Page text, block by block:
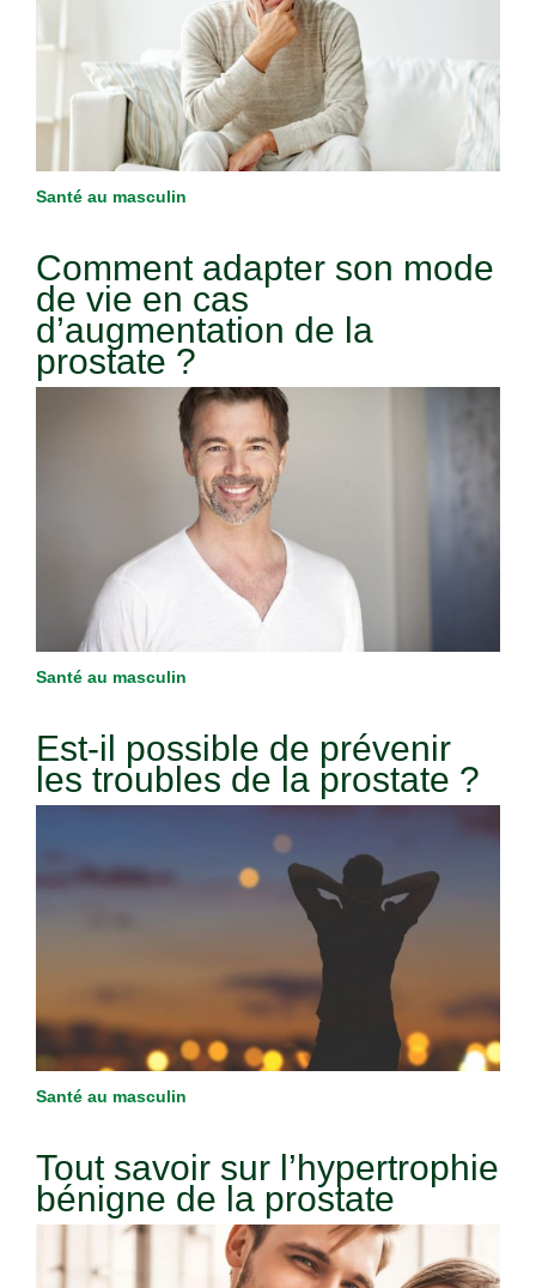
Santé au masculin
Comment adapter son mode
de vie en cas
d’augmentation de la
prostate ?
Santé au masculin
Est-il possible de prévenir
les troubles de la prostate ?
Santé au masculin
Tout savoir sur l’hypertrophie
bénigne de la prostate